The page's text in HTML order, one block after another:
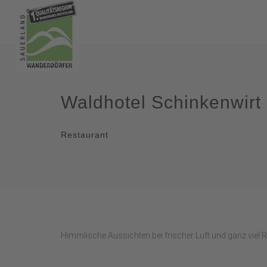
Waldhotel Schinkenwirt
Restaurant
Himmlische Aussichten bei frischer Luft und ganz viel